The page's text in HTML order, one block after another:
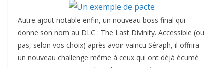
Autre ajout notable enfin, un nouveau boss final qui
donne son nom au DLC : The Last Divinity. Accessible (ou
pas, selon vos choix) après avoir vaincu Séraph, il offrira
un nouveau challenge même à ceux qui ont déjà écumé